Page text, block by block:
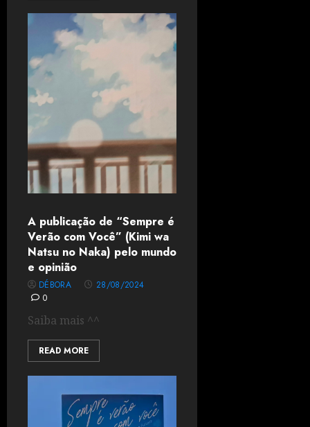
A publicação de “Sempre é
Verão com Você” (Kimi wa
Natsu no Naka) pelo mundo
e opinião
DÉBORA
28/08/2024
0
Saiba mais ^^
READ MORE